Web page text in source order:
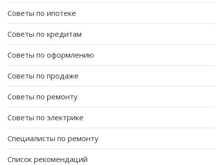
Советы по ипотеке
Советы по кредитам
Советы по оформлению
Советы по продаже
Советы по ремонту
Советы по электрике
Специалисты по ремонту
Список рекомендаций